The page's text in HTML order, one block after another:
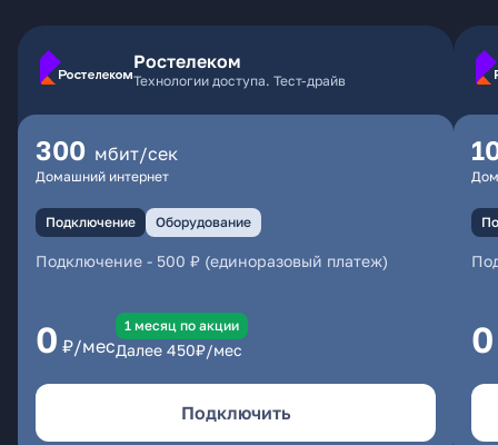
Ростелеком
Технологии доступа. Тест-драйв
300 мбит/сек
Домашний интернет
Подключение Оборудование
Подключение - 500 ₽ (единоразовый платеж)
0 ₽/мес
1 месяц по акции
Далее 450₽/мес
Подключить
0